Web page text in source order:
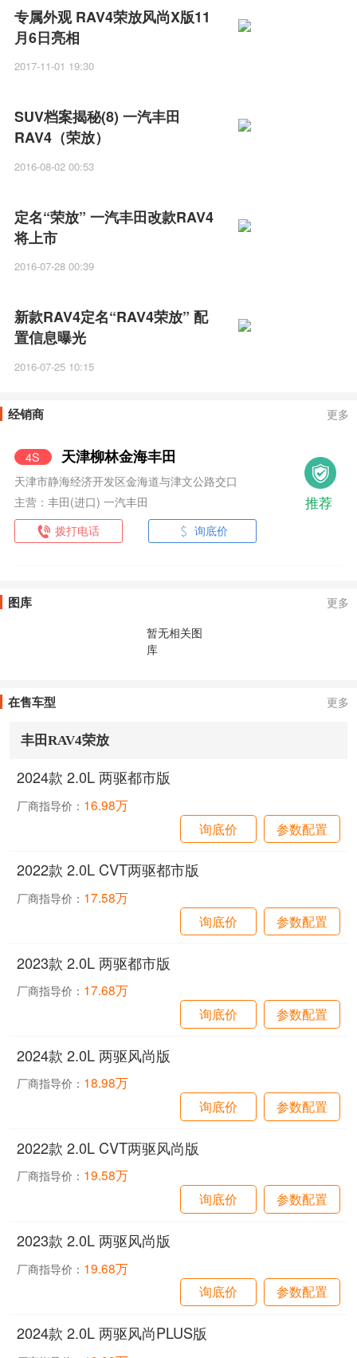
专属外观 RAV4荣放风尚X版11
月6日亮相
2017-11-01 19:30
SUV档案揭秘(8) 一汽丰田
RAV4（荣放）
2016-08-02 00:53
定名“荣放” 一汽丰田改款RAV4
将上市
2016-07-28 00:39
新款RAV4定名“RAV4荣放” 配
置信息曝光
2016-07-25 10:15
经销商 更多
4S 天津柳林金海丰田
天津市静海经济开发区金海道与津文公路交口
主营：丰田(进口) 一汽丰田
拨打电话
询底价
推荐
图库
更多
暂无相关图
库
在售车型 更多
丰田RAV4荣放
2024款 2.0L 两驱都市版
厂商指导价： 16.98万
询底价
参数配置
2022款 2.0L CVT两驱都市版
厂商指导价： 17.58万
询底价
参数配置
2023款 2.0L 两驱都市版
厂商指导价： 17.68万
询底价
参数配置
2024款 2.0L 两驱风尚版
厂商指导价： 18.98万
询底价
参数配置
2022款 2.0L CVT两驱风尚版
厂商指导价： 19.58万
询底价
参数配置
2023款 2.0L 两驱风尚版
厂商指导价： 19.68万
询底价
参数配置
2024款 2.0L 两驱风尚PLUS版